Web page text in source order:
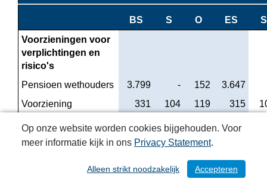
BS S O ES
S
Voorzieningen voor
verplichtingen en
risico's
Pensioen wethouders
3.799 - 152
3.647
Voorziening
331 104 119 315
Voorziening
verlofsparen
-
Wachtgeld voormalig
182 - 143 39
/ 216
Op onze website worden cookies bijgehouden. Voor
meer informatie kijk in ons Privacy Statement.
Accepteren
Alleen strikt noodzakelijk